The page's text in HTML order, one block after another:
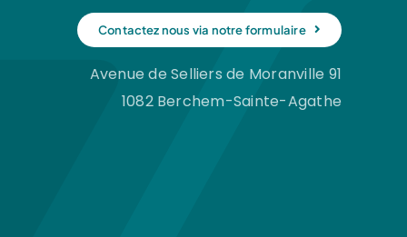
Contactez nous via notre formulaire
Avenue de Selliers de Moranville 91
1082 Berchem-Sainte-Agathe